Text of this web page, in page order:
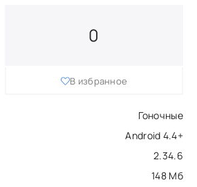
Гоночные
Android 4.4+
2.34.6
148 Мб
0
В избранное